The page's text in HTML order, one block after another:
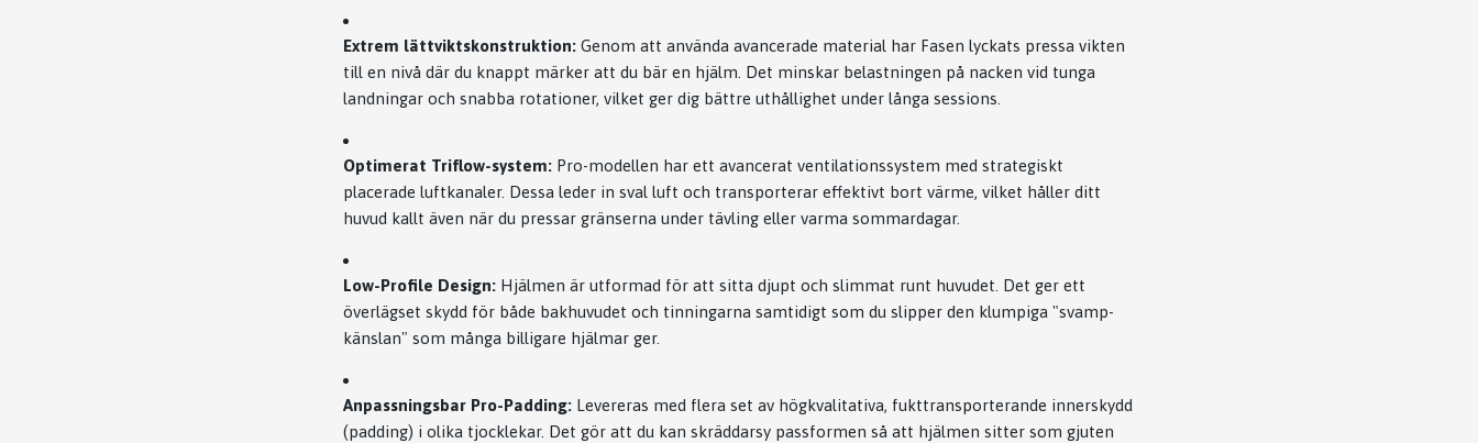
Extrem lättviktskonstruktion: Genom att använda avancerade material har Fasen lyckats pressa vikten
till en nivå där du knappt märker att du bär en hjälm. Det minskar belastningen på nacken vid tunga
landningar och snabba rotationer, vilket ger dig bättre uthållighet under långa sessions.
Optimerat Triflow-system: Pro-modellen har ett avancerat ventilationssystem med strategiskt
placerade luftkanaler. Dessa leder in sval luft och transporterar effektivt bort värme, vilket håller ditt
huvud kallt även när du pressar gränserna under tävling eller varma sommardagar.
Low-Profile Design: Hjälmen är utformad för att sitta djupt och slimmat runt huvudet. Det ger ett
överlägset skydd för både bakhuvudet och tinningarna samtidigt som du slipper den klumpiga "svamp-
känslan" som många billigare hjälmar ger.
Anpassningsbar Pro-Padding: Levereras med flera set av högkvalitativa, fukttransporterande innerskydd
(padding) i olika tjocklekar. Det gör att du kan skräddarsy passformen så att hjälmen sitter som gjuten